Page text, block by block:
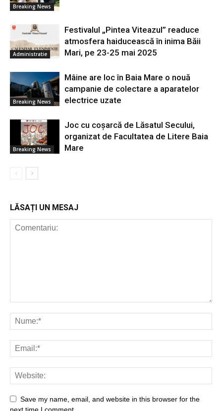
Breaking News
Administratie
Festivalul „Pintea Viteazul” readuce
atmosfera haiducească în inima Băii
Mari, pe 23-25 mai 2025
Breaking News
Mâine are loc în Baia Mare o nouă
campanie de colectare a aparatelor
electrice uzate
Breaking News
Joc cu coșarcă de Lăsatul Secului,
organizat de Facultatea de Litere Baia
Mare
LĂSAȚI UN MESAJ
Save my name, email, and website in this browser for the